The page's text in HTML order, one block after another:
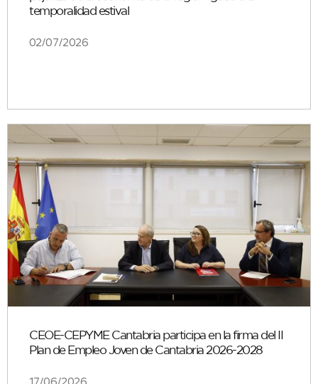
temporalidad estival
02/07/2026
CEOE-CEPYME Cantabria participa en la firma del II
Plan de Empleo Joven de Cantabria 2026-2028
17/06/2026